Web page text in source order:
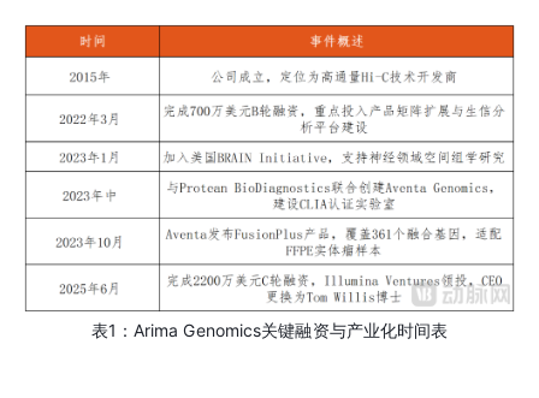
表1：Arima Genomics关键融资与产业化时间表